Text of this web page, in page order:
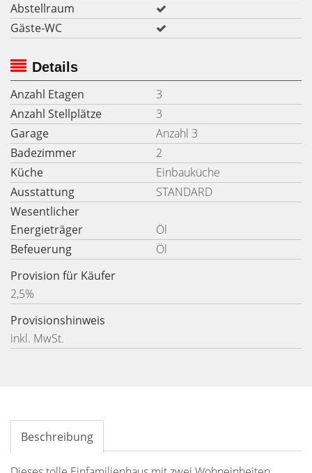
Abstellraum
Gäste-WC
Details
Anzahl Etagen
3
Anzahl Stellplätze
3
Garage
Anzahl 3
Badezimmer
2
Küche
Einbauküche
Ausstattung
STANDARD
Wesentlicher
Energieträger
Öl
Befeuerung
Öl
Provision für Käufer
2,5%
Provisionshinweis
inkl. MwSt.
Beschreibung